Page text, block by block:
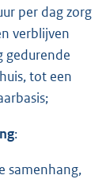
per dag zorg
verblijven
gedurende
tot een
:
samenhang,